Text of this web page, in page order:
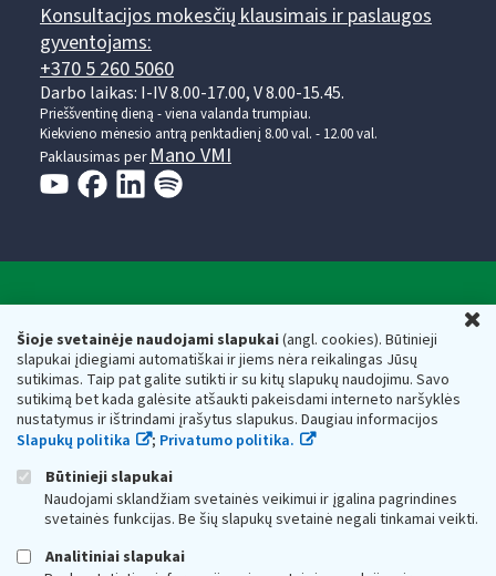
Šioje svetainėje naudojami slapukai(angl. cookies). Būtinieji
slapukai įdiegiami automatiškai ir jiems nėra reikalingas Jūsų
sutikimas. Taip pat galite sutikti ir su kitų slapukų naudojimu. Savo
sutikimą bet kada galėsite atšaukti pakeisdami interneto naršyklės
nustatymus ir ištrindami įrašytus slapukus. Daugiau informacijos
Slapukų politika
; Privatumo politika.
Būtinieji slapukai
Naudojami sklandžiam svetainės veikimui ir įgalina pagrindines
svetainės funkcijas. Be šių slapukų svetainė negali tinkamai veikti.
Analitiniai slapukai
Konsultacijos mokesčių klausimais ir paslaugos
gyventojams:
+370 5 260 5060
Darbo laikas: I-IV 8.00-17.00, V 8.00-15.45.
Prieššventinę dieną - viena valanda trumpiau.
Kiekvieno mėnesio antrą penktadienį 8.00 val. - 12.00 val.
Paklausimas per Mano VMI
Respublikos finansų ministerijos
Biudžetinė įstaiga. Juridinio asmens kodas — 188659752,
adresas: Vasario 16-osios g. 14, 01107 Vilnius, Lietuva, el.paštas:
vmi@vmi.lt, E. pristatymo dėžutės adresas 188659752
Duomenys apie Valstybinę mokesčių inspekciją prie Lietuvos
Respublikos finansų ministerijos kaupiami ir saugomi Juridinių